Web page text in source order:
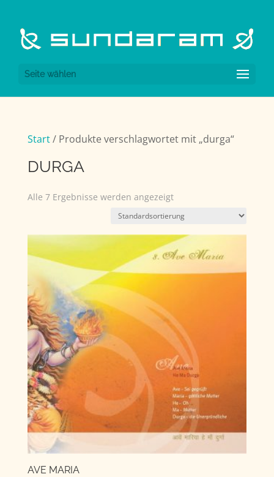
Seite wählen
Start/ Produkte verschlagwortet mit „durga“
DURGA
Alle 7 Ergebnisse werden angezeigt
AVE MARIA